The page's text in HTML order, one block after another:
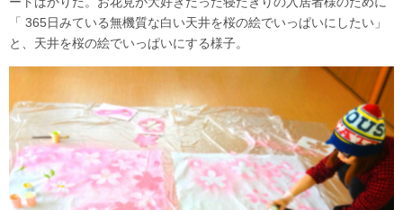
「 365日みている無機質な白い天井を桜の絵でいっぱいにしたい」
と、天井を桜の絵でいっぱいにする様子。